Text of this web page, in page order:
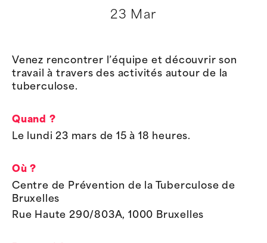
23 Mar
Venez rencontrer l’équipe et découvrir son
travail à travers des activités autour de la
tuberculose.
Quand ?
Le lundi 23 mars de 15 à 18 heures.
Où ?
Centre de Prévention de la Tuberculose de
Bruxelles
Rue Haute 290/803A, 1000 Bruxelles